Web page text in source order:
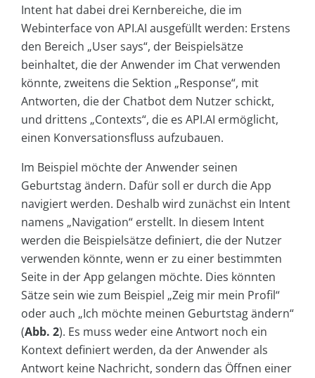
Intent hat dabei drei Kernbereiche, die im
Webinterface von API.AI ausgefüllt werden: Erstens
den Bereich „User says“, der Beispielsätze
beinhaltet, die der Anwender im Chat verwenden
könnte, zweitens die Sektion „Response“, mit
Antworten, die der Chatbot dem Nutzer schickt,
und drittens „Contexts“, die es API.AI ermöglicht,
einen Konversationsfluss aufzubauen.
Im Beispiel möchte der Anwender seinen
Geburtstag ändern. Dafür soll er durch die App
navigiert werden. Deshalb wird zunächst ein Intent
namens „Navigation“ erstellt. In diesem Intent
werden die Beispielsätze definiert, die der Nutzer
verwenden könnte, wenn er zu einer bestimmten
Seite in der App gelangen möchte. Dies könnten
Sätze sein wie zum Beispiel „Zeig mir mein Profil“
oder auch „Ich möchte meinen Geburtstag ändern“
(Abb. 2). Es muss weder eine Antwort noch ein
Kontext definiert werden, da der Anwender als
Antwort keine Nachricht, sondern das Öffnen einer